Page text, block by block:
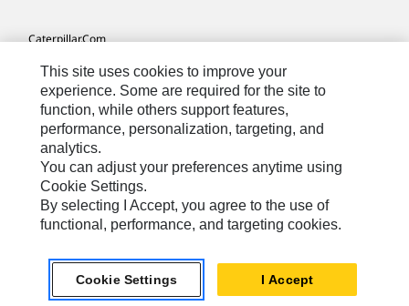
Caterpillar.com
Связаться С Caterpillar
Карта Сайта
Cookie Settings
Юридическая Информация
Конфиденциальность Личных Данных
CIS - Russian© 2026 Caterpillar. Все права сохранены.
This site uses cookies to improve your
experience. Some are required for the site to
function, while others support features,
performance, personalization, targeting, and
analytics.
You can adjust your preferences anytime using
Cookie Settings.
By selecting I Accept, you agree to the use of
functional, performance, and targeting cookies.
Cookie Settings I Accept